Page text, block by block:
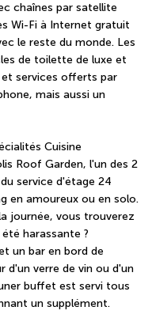
chaînes par satellite
Wi-Fi à Internet gratuit
le reste du monde. Les
de toilette de luxe et
et services offerts par
mais aussi un
Cuisine
Roof Garden, l'un des 2
service d'étage 24
en amoureux ou en solo.
journée, vous trouverez
harassante ?
un bar en bord de
d'un verre de vin ou d'un
buffet est servi tous
un supplément.